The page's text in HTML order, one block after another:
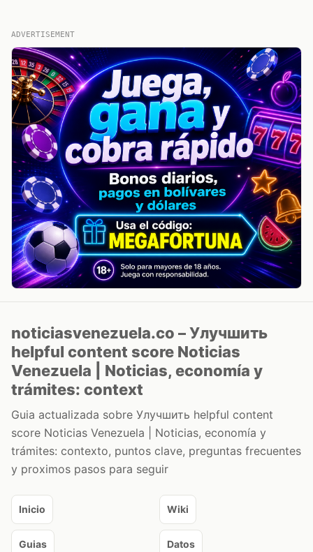
ADVERTISEMENT
noticiasvenezuela.co – Улучшить
helpful content score Noticias
Venezuela | Noticias, economía y
trámites: context
Guia actualizada sobre Улучшить helpful content
score Noticias Venezuela | Noticias, economía y
trámites: contexto, puntos clave, preguntas frecuentes
y proximos pasos para seguir
Inicio Wiki
Guias Datos